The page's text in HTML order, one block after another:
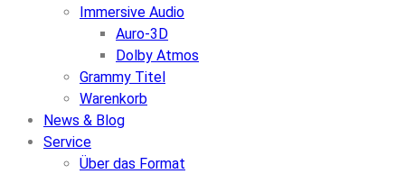
Immersive Audio
Auro-3D
Dolby Atmos
Grammy Titel
Warenkorb
News & Blog
Service
Über das Format